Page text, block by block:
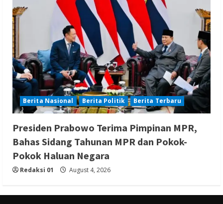
Berita Nasional Berita Politik Berita Terbaru
Presiden Prabowo Terima Pimpinan MPR,
Bahas Sidang Tahunan MPR dan Pokok-
Pokok Haluan Negara
Redaksi 01 August 4, 2026